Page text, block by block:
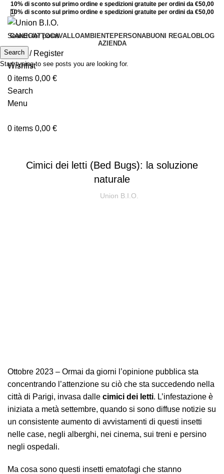
10% di sconto sul primo ordine e spedizioni gratuite per ordini da €50,00
10% di sconto sul primo ordine e spedizioni gratuite per ordini da €50,00
CANEGATTOCAVALLOAMBIENTEPERSONABUONI REGALOBLOG
AZIENDA
Login / Register
Wishlist
0 items 0,00 €
Search
Menu
0 items 0,00 €
Cimici dei letti (Bed Bugs): la soluzione
naturale
Union B.I.O.
Ottobre 2023 – Ormai da giorni l’opinione pubblica sta
concentrando l’attenzione su ciò che sta succedendo nella
città di Parigi, invasa dalle cimici dei letti. L’infestazione è
iniziata a metà settembre, quando si sono diffuse notizie su
un consistente aumento di avvistamenti di questi insetti
nelle case, negli alberghi, nei cinema, sui treni e persino
negli ospedali.
Ma cosa sono questi insetti ematofagi che stanno
Search
Start typing to see posts you are looking for.